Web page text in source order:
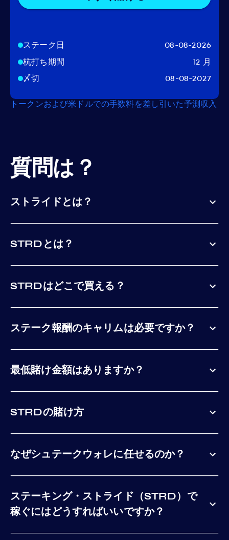
ステーク日
08-08-2026
杭打ち期間
12 月
〆切
08-08-2027
トークンおよび米ドルでの手数料を差し引いた予測収入
質問は？
ストライドとは？
STRDとは？
STRDはどこで買える？
ステーク報酬のキャリムは必要ですか？
最低賭け金額はありますか？
STRDの賭け方
なぜシュテークウォレに任せるのか？
ステーキング・ストライド（STRD）で
稼ぐにはどうすればいいですか？